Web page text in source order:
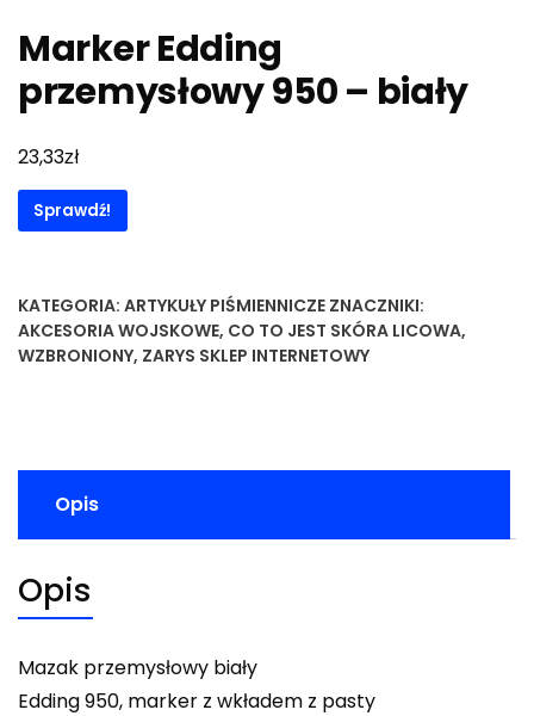
Marker Edding
przemysłowy 950 – biały
23,33zł
Sprawdź!
KATEGORIA: ARTYKUŁY PIŚMIENNICZE ZNACZNIKI:
AKCESORIA WOJSKOWE, CO TO JEST SKÓRA LICOWA,
WZBRONIONY, ZARYS SKLEP INTERNETOWY
Opis
Opis
Mazak przemysłowy biały
Edding 950, marker z wkładem z pasty